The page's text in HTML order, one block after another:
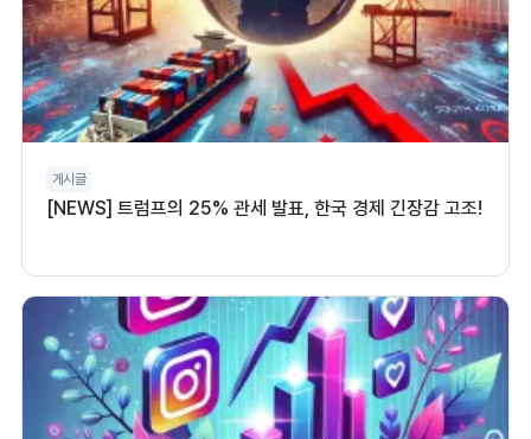
게시글
[NEWS] 트럼프의 25% 관세 발표, 한국 경제 긴장감 고조!